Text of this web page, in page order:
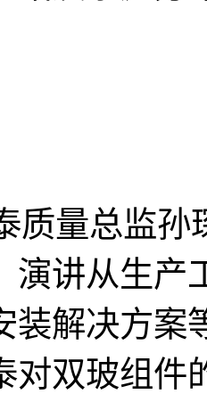
量总监孙
演讲从生产
装解决方案
对双玻组件